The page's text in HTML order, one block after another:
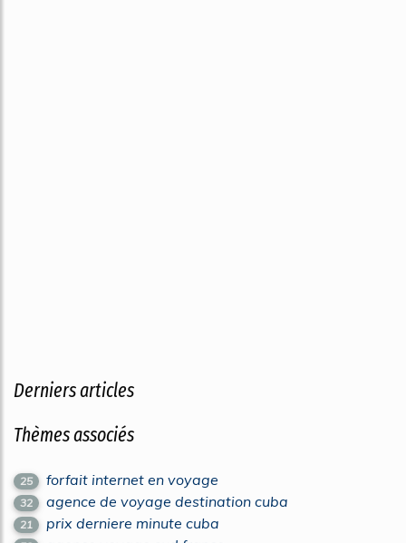
Derniers articles
Thèmes associés
25 forfait internet en voyage
32 agence de voyage destination cuba
21 prix derniere minute cuba